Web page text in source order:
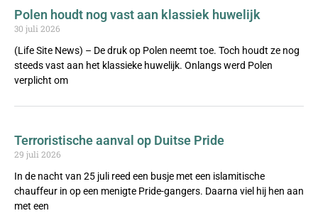
Polen houdt nog vast aan klassiek huwelijk
30 juli 2026
(Life Site News) – De druk op Polen neemt toe. Toch houdt ze nog
steeds vast aan het klassieke huwelijk. Onlangs werd Polen
verplicht om
Terroristische aanval op Duitse Pride
29 juli 2026
In de nacht van 25 juli reed een busje met een islamitische
chauffeur in op een menigte Pride-gangers. Daarna viel hij hen aan
met een